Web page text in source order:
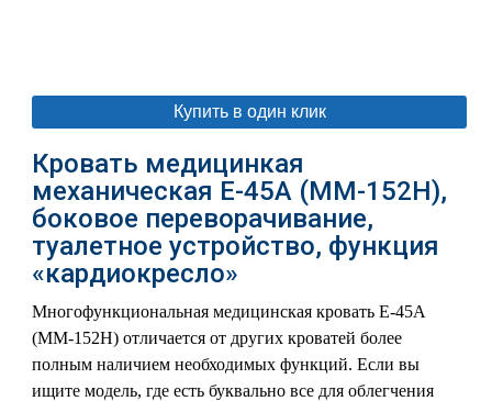
Купить в один клик
Кровать медицинкая
механическая Е-45А (ММ-152Н),
боковое переворачивание,
туалетное устройство, функция
«кардиокресло»
Многофункциональная медицинская кровать Е-45А
(ММ-152Н) отличается от других кроватей более
полным наличием необходимых функций. Если вы
ищите модель, где есть буквально все для облегчения